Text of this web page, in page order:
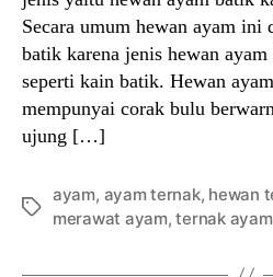
Secara umum hewan ayam ini
batik karena jenis hewan
seperti kain batik. Hewan
mempunyai corak bulu
ujung […]
Tags
ayam, ayam ternak, hewan
merawat ayam,ternak ayam